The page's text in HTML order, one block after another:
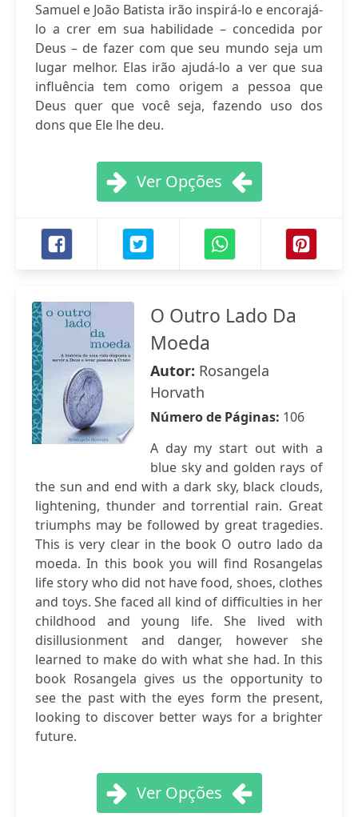
Samuel e João Batista irão inspirá-lo e encorajá-
lo a crer em sua habilidade – concedida por
Deus – de fazer com que seu mundo seja um
lugar melhor. Elas irão ajudá-lo a ver que sua
influência tem como origem a pessoa que
Deus quer que você seja, fazendo uso dos
dons que Ele lhe deu.
Ver Opções
O Outro Lado Da
Moeda
Autor: Rosangela
Horvath
Número de Páginas: 106
A day my start out with a
blue sky and golden rays of
the sun and end with a dark sky, black clouds,
lightening, thunder and torrential rain. Great
triumphs may be followed by great tragedies.
This is very clear in the book O outro lado da
moeda. In this book you will find Rosangelas
life story who did not have food, shoes, clothes
and toys. She faced all kind of difficulties in her
childhood and young life. She lived with
disillusionment and danger, however she
learned to make do with what she had. In this
book Rosangela gives us the opportunity to
see the past with the eyes form the present,
looking to discover better ways for a brighter
future.
Ver Opções